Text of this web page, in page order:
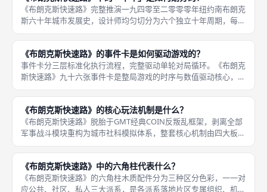
《布朗克斯快速路》完整推演一九四零至二零零零年纽约南布朗克
斯六十年城市发展史，设计师均匀切分为六个独立十年周期，每一
段十年对应专属历史阶段、独立十六张事件卡池、差异化城市发展
趋势，对局时序、数值结算、卡牌轮换全部以十年为核心单位划
分，是把控
《布朗克斯快速路》的事件卡是如何驱动游戏的？
事件卡分三层标准化执行流程，完整驱动单轮对局循环。《布朗克
斯快速路》九十六张事件卡是整局游戏的时序与数值驱动核心，所
有片区人口迁移、基建解锁、财政调整、脆弱性增减、派系专属收
益惩罚全部由事件卡定义，没有事件卡则无法启动任何一轮行动循
环，搭配
《布朗克斯快速路》的核心玩法机制是什么？
《布朗克斯快速路》脱胎于GMT经典COIN反叛乱框架，剥离全部
军事战斗模块重构为城市社科模拟体系，整套核心机制由四大板块
闭环串联，分别是事件卡驱动行动时序、三大派系不对称行动体
系、半合作集体失败制衡规则、十年周期全域人口普查结算，所有
对局流
《布朗克斯快速路》中的六角柱代表什么？
《布朗克斯快速路》的六角柱木质配件分为三种区分色彩，一一对
应公共、社区、私人三大派系，是各派系落地片区专属组织、机构